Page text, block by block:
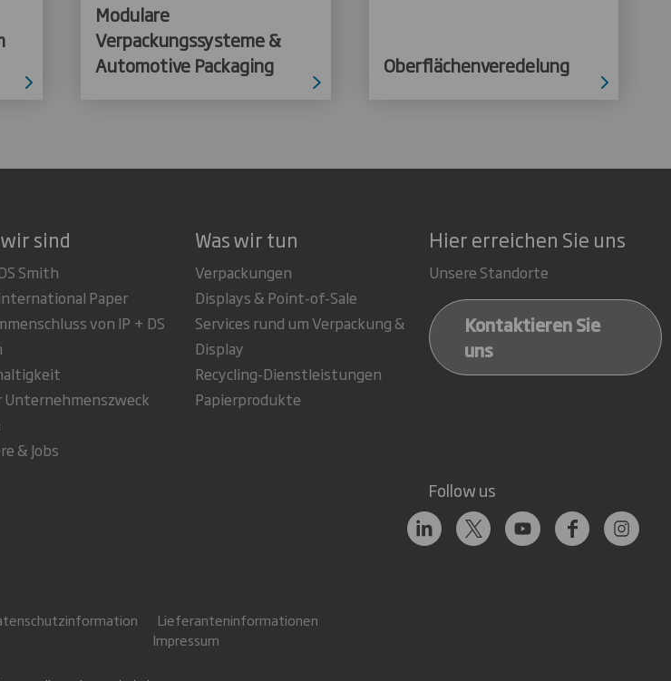
Modulare
Verpackungssysteme &
Automotive Packaging
Oberflächenveredelung
sind
Smith
Paper
von IP + DS
Unternehmenszweck
& Jobs
Was wir tun
Verpackungen
Displays & Point-of-Sale
Services rund um Verpackung &
Display
Recycling-Dienstleistungen
Papierprodukte
Hier erreichen Sie uns
Unsere Standorte
Kontaktieren Sie
uns
Follow us
Lieferanteninformationen
Impressum